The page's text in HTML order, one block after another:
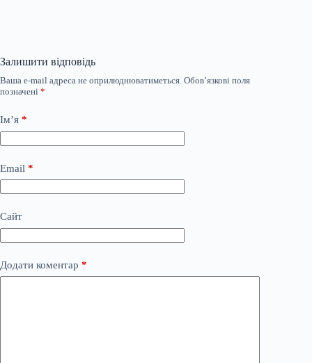
Залишити відповідь
Ваша e-mail адреса не оприлюднюватиметься. Обов’язкові поля
позначені *
Ім’я *
Email *
Сайт
Додати коментар *